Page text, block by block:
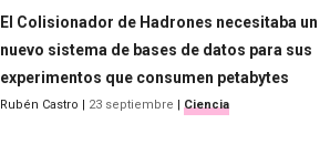
El Colisionador de Hadrones necesitaba un
nuevo sistema de bases de datos para sus
experimentos que consumen petabytes
Rubén Castro 23 septiembre Ciencia